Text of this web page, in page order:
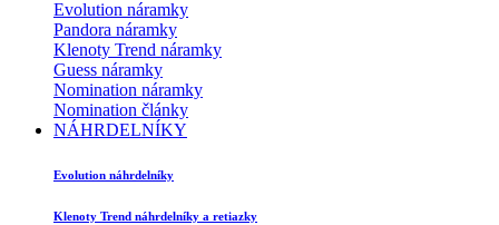
Evolution náramky
Pandora náramky
Klenoty Trend náramky
Guess náramky
Nomination náramky
Nomination články
NÁHRDELNÍKY
Evolution náhrdelníky
Klenoty Trend náhrdelníky a retiazky